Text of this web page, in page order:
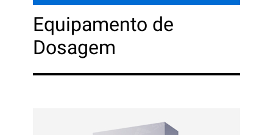
Equipamento de
Dosagem